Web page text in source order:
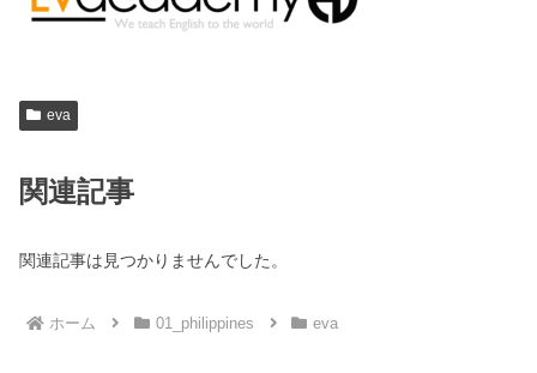
eva
関連記事
関連記事は見つかりませんでした。
ホーム 01_philippines eva